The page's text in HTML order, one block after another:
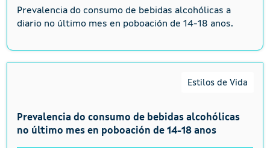
Prevalencia do consumo de bebidas alcohólicas a
diario no último mes en poboación de 14-18 anos.
Estilos de Vida
Prevalencia do consumo de bebidas alcohólicas
no último mes en poboación de 14-18 anos